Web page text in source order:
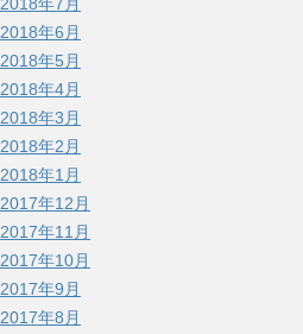
2018年6月
2018年5月
2018年4月
2018年3月
2018年2月
2018年1月
2017年12月
2017年11月
2017年10月
2017年9月
2017年8月